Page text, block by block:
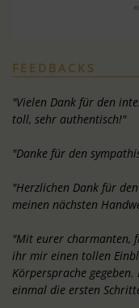
FEEDBACKS
"Vielen Dank für den
toll, sehr authentisch!"
"Danke für den
"Herzlichen Dank für
meinen nächsten
"Mit eurer charmanten,
ihr mir einen tollen
Körpersprache
einmal die ersten